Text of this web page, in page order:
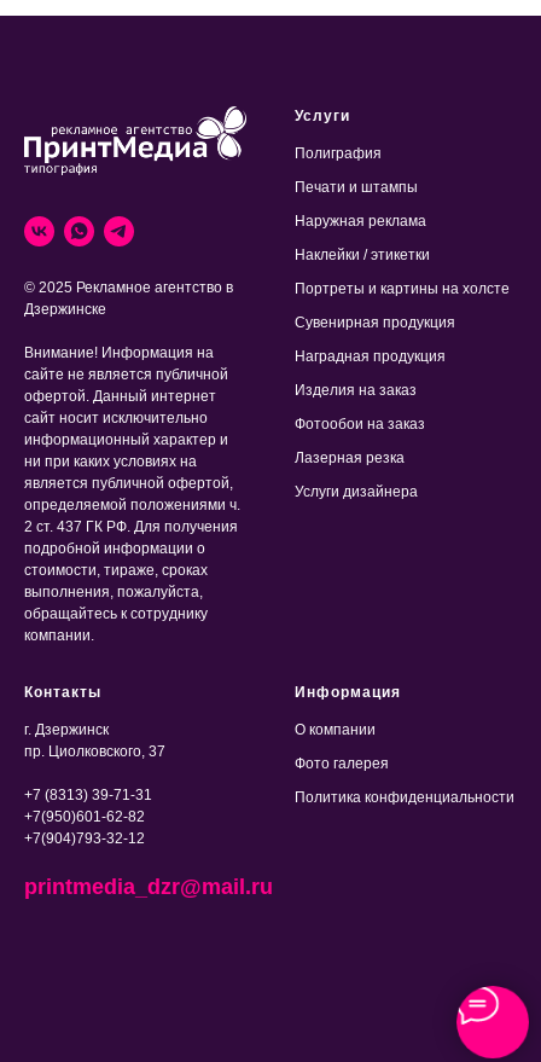
© 2025 Рекламное агентство в
Дзержинске
Внимание! Информация на
сайте не является публичной
офертой. Данный интернет
сайт носит исключительно
информационный характер и
ни при каких условиях на
является публичной офертой,
определяемой положениями ч.
2 ст. 437 ГК РФ. Для получения
подробной информации о
стоимости, тираже, сроках
выполнения, пожалуйста,
обращайтесь к сотруднику
компании.
Услуги
Полиграфия
Печати и штампы
Наружная реклама
Наклейки / этикетки
Портреты и картины на холсте
Сувенирная продукция
Наградная продукция
Изделия на заказ
Фотообои на заказ
Лазерная резка
Услуги дизайнера
Контакты
г. Дзержинск
пр. Циолковского, 37
+7 (8313) 39-71-31
+7(950)601-62-82
+7(904)793-32-12
printmedia_dzr@mail.ru
Информация
О компании
Фото галерея
Политика конфиденциальности